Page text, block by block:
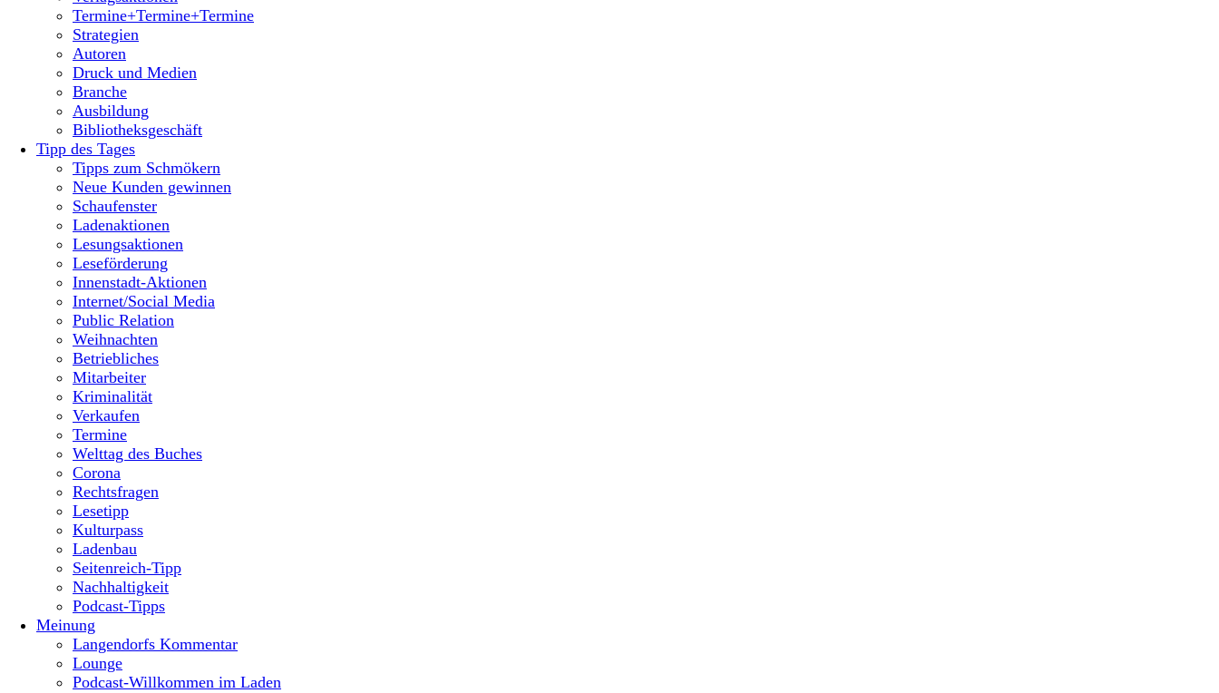
Termine+Termine+Termine
Strategien
Autoren
Druck und Medien
Branche
Ausbildung
Bibliotheksgeschäft
Tipp des Tages
Tipps zum Schmökern
Neue Kunden gewinnen
Schaufenster
Ladenaktionen
Lesungsaktionen
Leseförderung
Innenstadt-Aktionen
Internet/Social Media
Public Relation
Weihnachten
Betriebliches
Mitarbeiter
Kriminalität
Verkaufen
Termine
Welttag des Buches
Corona
Rechtsfragen
Lesetipp
Kulturpass
Ladenbau
Seitenreich-Tipp
Nachhaltigkeit
Podcast-Tipps
Meinung
Langendorfs Kommentar
Lounge
Podcast-Willkommen im Laden